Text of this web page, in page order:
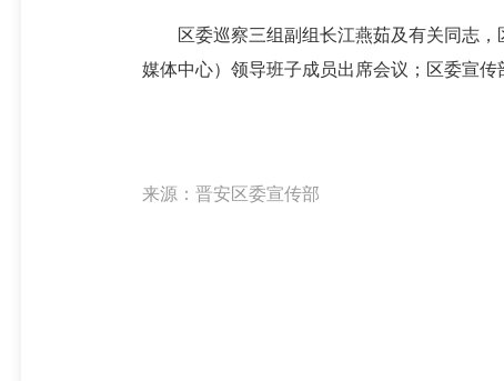
区委巡察三组副组长江燕茹及有关同志，
媒体中心）领导班子成员出席会议；区委宣
来源：晋安区委宣传部